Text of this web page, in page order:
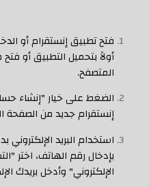
فتح تطبيق إنستقرام أو
أولاً بتحميل التطبيق أو
المتصفح.
الضغط على خيار "إنشاء
إنستقرام جديد من الصفحة
استخدام البريد الإلكتروني
بإدخال رقم الهاتف، اختر
الإلكتروني" وأدخل بريدك